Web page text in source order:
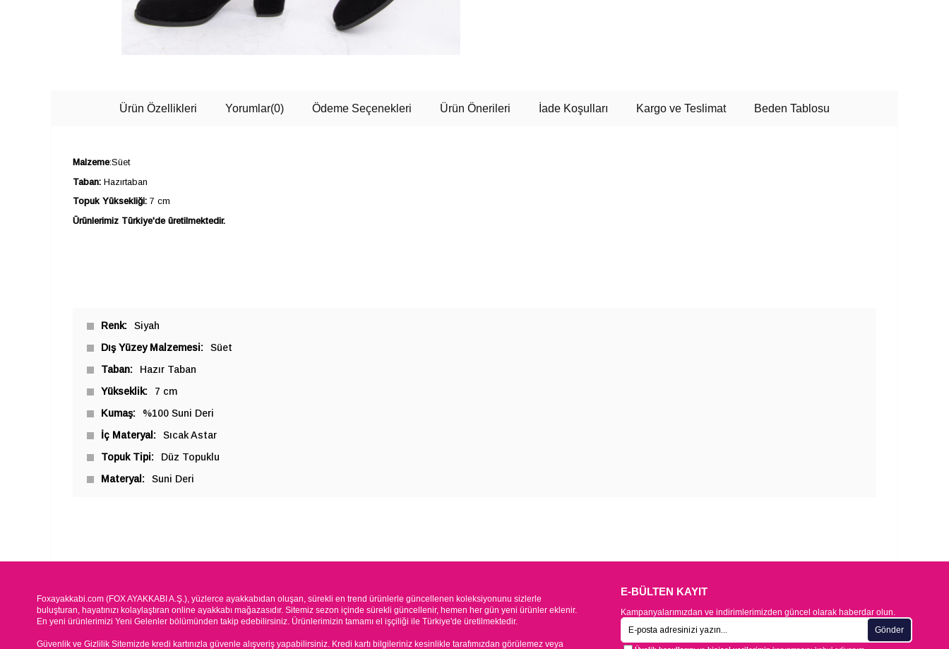
Ürün Özellikleri Yorumlar(0) Ödeme Seçenekleri Ürün Önerileri İade Koşulları Kargo ve Teslimat Beden Tablosu
Malzeme:Süet
Taban: Hazırtaban
Topuk Yüksekliği: 7 cm
Ürünlerimiz Türkiye'de üretilmektedir.
Renk
Siyah
Dış Yüzey Malzemesi
Süet
Taban
Hazır Taban
Yükseklik
7 cm
Kumaş
%100 Suni Deri
İç Materyal
Sıcak Astar
Topuk Tipi
Düz Topuklu
Materyal
Suni Deri
Foxayakkabi.com (FOX AYAKKABI A.Ş.), yüzlerce ayakkabıdan oluşan, sürekli en trend ürünlerle güncellenen koleksiyonunu sizlerle
buluşturan, hayatınızı kolaylaştıran online ayakkabı mağazasıdır. Sitemiz sezon içinde sürekli güncellenir, hemen her gün yeni ürünler eklenir.
En yeni ürünlerimizi Yeni Gelenler bölümünden takip edebilirsiniz. Ürünlerimizin tamamı el işçiliği ile Türkiye'de üretilmektedir.
Güvenlik ve Gizlilik Sitemizde kredi kartınızla güvenle alışveriş yapabilirsiniz. Kredi kartı bilgileriniz kesinlikle tarafımızdan görülemez veya
E-BÜLTEN KAYIT
Kampanyalarımızdan ve indirimlerimizden güncel olarak haberdar olun.
Gönder